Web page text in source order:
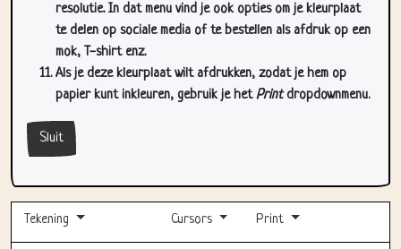
resolutie. In dat menu vind je ook opties om je kleurplaat
te delen op sociale media of te bestellen als afdruk op een
mok, T-shirt enz.
Als je deze kleurplaat wilt afdrukken, zodat je hem op
papier kunt inkleuren, gebruik je hetPrintdropdownmenu.
Sluit
Tekening Cursors Print